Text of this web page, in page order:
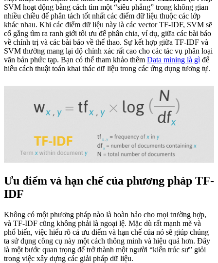
SVM hoạt động bằng cách tìm một “siêu phẳng” trong không gian
nhiều chiều để phân tách tốt nhất các điểm dữ liệu thuộc các lớp
khác nhau. Khi các điểm dữ liệu này là các vector TF-IDF, SVM sẽ
cố gắng tìm ra ranh giới tối ưu để phân chia, ví dụ, giữa các bài báo
về chính trị và các bài báo về thể thao. Sự kết hợp giữa TF-IDF và
SVM thường mang lại độ chính xác rất cao cho các tác vụ phân loại
văn bản phức tạp. Bạn có thể tham khảo thêm Data mining là gì để
hiểu cách thuật toán khai thác dữ liệu trong các ứng dụng tương tự.
Ưu điểm và hạn chế của phương pháp TF-
IDF
Không có một phương pháp nào là hoàn hảo cho mọi trường hợp,
và TF-IDF cũng không phải là ngoại lệ. Mặc dù rất mạnh mẽ và
phổ biến, việc hiểu rõ cả ưu điểm và hạn chế của nó sẽ giúp chúng
ta sử dụng công cụ này một cách thông minh và hiệu quả hơn. Đây
là một bước quan trọng để trở thành một người “kiến trúc sư” giỏi
trong việc xây dựng các giải pháp dữ liệu.